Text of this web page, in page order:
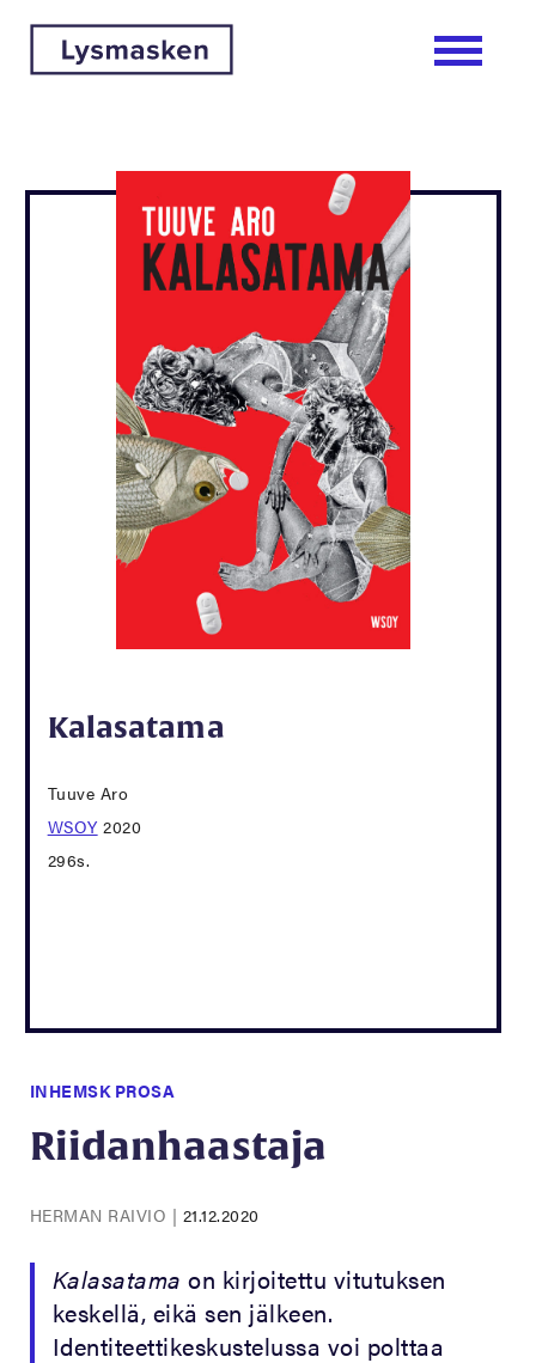
Kalasatama
Tuuve Aro
WSOY 2020
296s.
INHEMSK PROSA
Riidanhaastaja
HERMAN RAIVIO | 21.12.2020
Kalasatamaon kirjoitettu vitutuksen
keskellä, eikä sen jälkeen.
Identiteettikeskustelussa voi polttaa